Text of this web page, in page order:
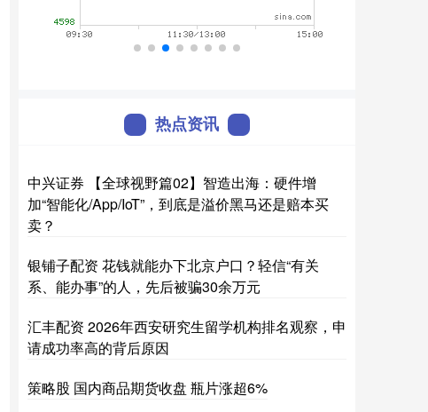
热点资讯
中兴证券 【全球视野篇02】智造出海：硬件增
加“智能化/App/IoT”，到底是溢价黑马还是赔本买
卖？
银铺子配资 花钱就能办下北京户口？轻信“有关
系、能办事”的人，先后被骗30余万元
汇丰配资 2026年西安研究生留学机构排名观察，申
请成功率高的背后原因
策略股 国内商品期货收盘 瓶片涨超6%